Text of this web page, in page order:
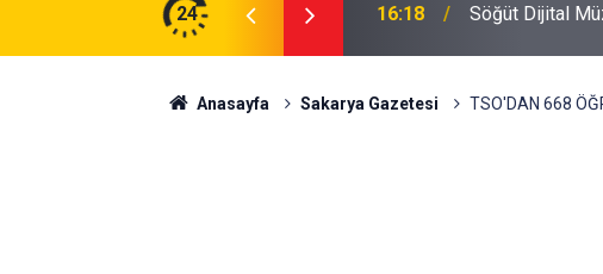
24
"Türkiye’nin Geleceğini İnşa Edeceğiz" 16:18 Söğüt Dijital
Anasayfa Sakarya Gazetesi TSO'DAN 668